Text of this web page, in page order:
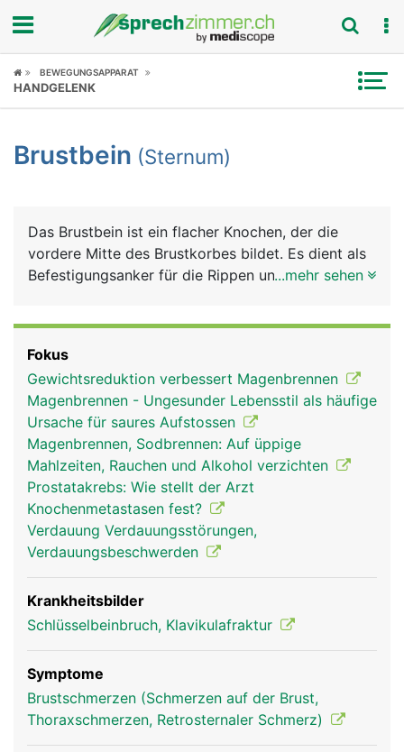
Fokus
Symptome
News
Rubriken
BEWEGUNGSAPPARAT
HANDGELENK
Brustbein (Sternum)
Das Brustbein ist ein flacher Knochen, der die
vordere Mitte des Brustkorbes bildet. Es dient als
Befestigungsanker für die Rippen und für
Brustbein Frau Brustbein Mann
...mehr sehen
Fokus
Gewichtsreduktion verbessert Magenbrennen
Magenbrennen - Ungesunder Lebensstil als häufige
Ursache für saures Aufstossen
Magenbrennen, Sodbrennen: Auf üppige
Mahlzeiten, Rauchen und Alkohol verzichten
Prostatakrebs: Wie stellt der Arzt
Knochenmetastasen fest?
Verdauung Verdauungsstörungen,
Verdauungsbeschwerden
Krankheitsbilder
Schlüsselbeinbruch, Klavikulafraktur
Symptome
Brustschmerzen (Schmerzen auf der Brust,
Thoraxschmerzen, Retrosternaler Schmerz)